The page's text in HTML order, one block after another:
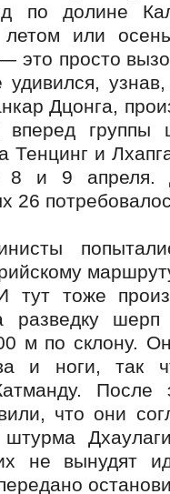
по долине
летом или
это просто
Дцонга,
вперед
Тенцинг и
8 и 9 апреля.
26
тут тоже
разведку шерп
м по склону.
и ноги, так
После
что они
штурма
не вынудят